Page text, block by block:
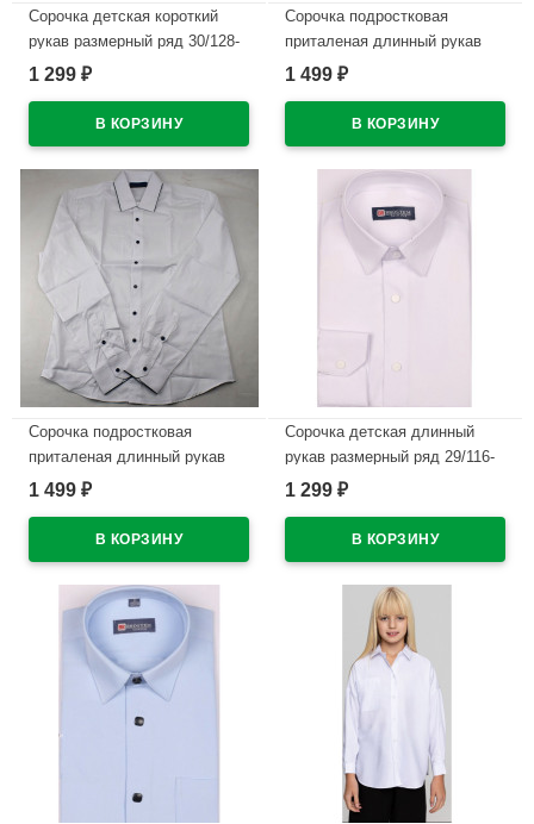
Сорочка детская короткий
рукав размерный ряд 30/128-
134-36/158-164 цвет голубой
металлических кнопках
1 299 ₽
Сорочка подростковая
приталеная длинный рукав
размерный ряд 36/158-
белый Brostem арт.3LBX15-
1X** на кнопках
В наличии
1 499 ₽
Сорочка подростковая
приталеная длинный рукав
размерный ряд 36/158-
белый Brostem арт.4LBX8-
1X** на металлических
кнопках
В наличии
1 499 ₽
Сорочка детская длинный
рукав размерный ряд 29/116-
122-36/158-164 цвет белый
металлических кнопках
1 299 ₽